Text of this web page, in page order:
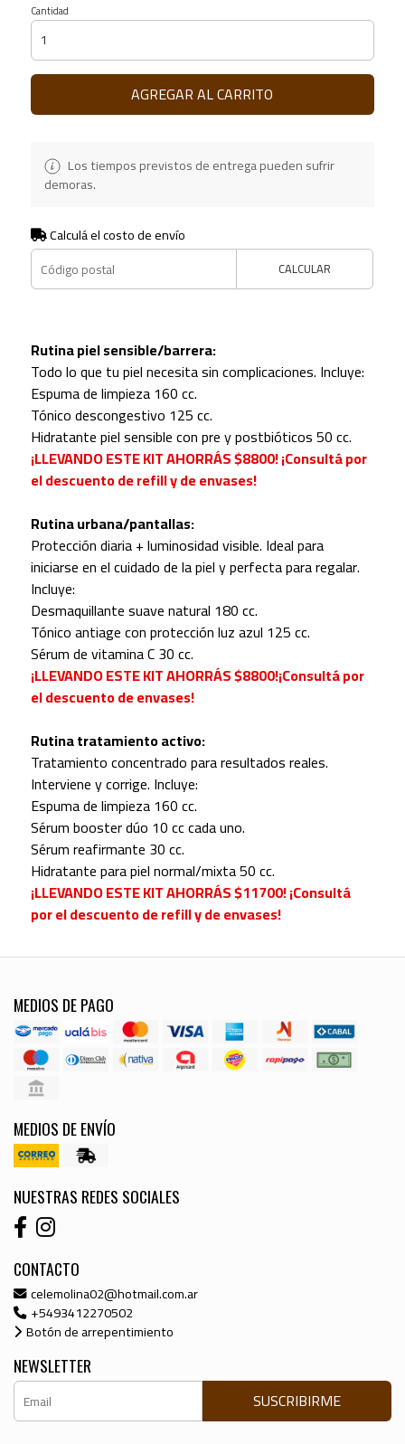
Cantidad
AGREGAR AL CARRITO
Los tiempos previstos de entrega pueden sufrir
demoras.
Calculá el costo de envío
CALCULAR
Rutina piel sensible/barrera:
Todo lo que tu piel necesita sin complicaciones. Incluye:
Espuma de limpieza 160 cc.
Tónico descongestivo 125 cc.
Hidratante piel sensible con pre y postbióticos 50 cc.
¡LLEVANDO ESTE KIT AHORRÁS $8800! ¡Consultá por
el descuento de refill y de envases!
Rutina urbana/pantallas:
Protección diaria + luminosidad visible. Ideal para
iniciarse en el cuidado de la piel y perfecta para regalar.
Incluye:
Desmaquillante suave natural 180 cc.
Tónico antiage con protección luz azul 125 cc.
Sérum de vitamina C 30 cc.
¡LLEVANDO ESTE KIT AHORRÁS $8800!¡Consultá por
el descuento de envases!
Rutina tratamiento activo:
Tratamiento concentrado para resultados reales.
Interviene y corrige. Incluye:
Espuma de limpieza 160 cc.
Sérum booster dúo 10 cc cada uno.
Sérum reafirmante 30 cc.
Hidratante para piel normal/mixta 50 cc.
¡LLEVANDO ESTE KIT AHORRÁS $11700! ¡Consultá
por el descuento de refill y de envases!
MEDIOS DE PAGO
MEDIOS DE ENVÍO
NUESTRAS REDES SOCIALES
CONTACTO
celemolina02@hotmail.com.ar
+5493412270502
Botón de arrepentimiento
NEWSLETTER
SUSCRIBIRME